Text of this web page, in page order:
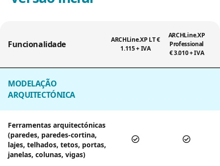
Funcionalidade
ARCHLine.XP LT €
1.115 + IVA
ARCHLine.XP
Professional
€ 3.010 + IVA
MODELAÇÃO
ARQUITECTÓNICA
Ferramentas arquitectónicas
(paredes, paredes-cortina,
lajes, telhados, tetos, portas,
janelas, colunas, vigas)